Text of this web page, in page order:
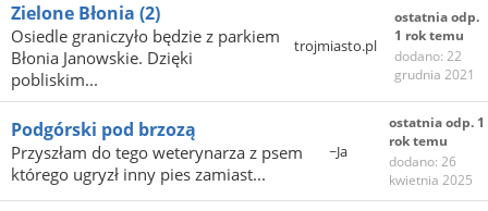
Zielone Błonia (2)
Osiedle graniczyło będzie z parkiem
Błonia Janowskie. Dzięki
pobliskim...
trojmiasto.pl
ostatnia odp.
1 rok temu
dodano: 22
grudnia 2021
Podgórski pod brzozą
Przyszłam do tego weterynarza z psem
którego ugryzł inny pies zamiast...
~Ja
ostatnia odp. 1
rok temu
dodano: 26
kwietnia 2025